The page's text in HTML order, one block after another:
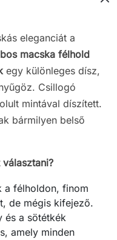
eleganciát a
macska félhold
egy különleges dísz,
Csillogó
mintával díszített.
bármilyen belső
a félholdon, finom
de mégis kifejező.
és a sötétkék
amely minden